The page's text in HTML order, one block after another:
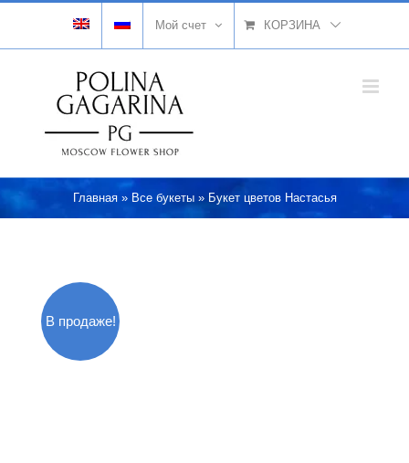
Мой счет КОРЗИНА
Главная» Все букеты» Букет цветов Настасья
В продаже!